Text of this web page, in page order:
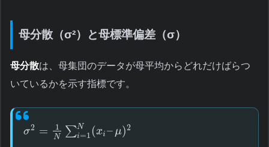
母分散（σ²）と母標準偏差（σ）
母分散は、母集団のデータが母平均からどれだけばらつ
いているかを示す指標です。
σ2 = 1
N ∑N
i=1(xi – μ)2